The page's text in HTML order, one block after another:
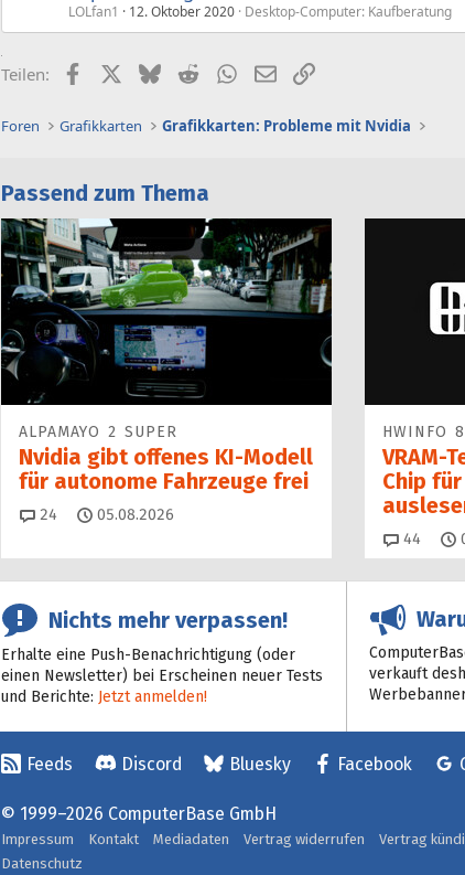
LOLfan1 12. Oktober 2020 Desktop-Computer: Kaufberatung
Teilen: FacebookX (Twitter)
BlueskyRedditWhatsApp
E-MailLink
Foren Grafikkarten Grafikkarten: Probleme mit Nvidia
Passend zum Thema
ALPAMAYO 2 SUPER
Nvidia gibt offenes KI-Modell
für autonome Fahrzeuge frei
24 Kommentare
05.08.2026
HWINFO
VRAM-
Chip
44
Nichts mehr verpassen!
Erhalte eine Push-Benachrichtigung (oder
einen Newsletter) bei Erscheinen neuer Tests
und Berichte: Jetzt anmelden!
verkauft
Feeds Discord Bluesky Facebook
© 1999–2026 ComputerBase GmbH
Impressum Kontakt Mediadaten Vertrag widerrufen Vertrag
Datenschutz